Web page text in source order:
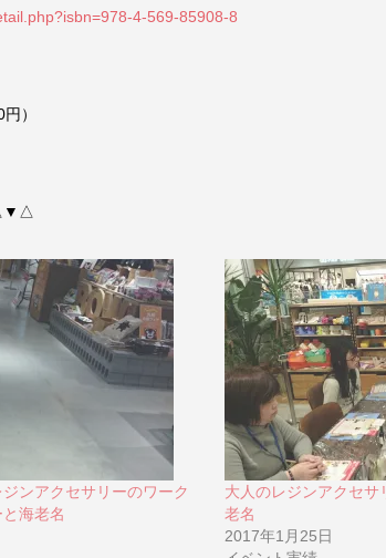
4-569-85908-8
）
ンアクセサリーのワーク
海老名
大人のレジンアクセ
老名
2017年1月25日